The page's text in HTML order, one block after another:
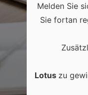
Melden Sie
Sie fortan
Lotus zu